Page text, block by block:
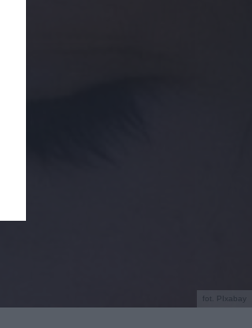
fot. PIxabay